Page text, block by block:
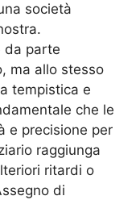
società
da parte
ma allo stesso
tempistica e
che le
e precisione per
raggiunga
ritardi o
di